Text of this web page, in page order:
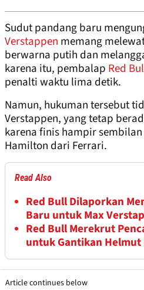
Sudut pandang baru
Verstappen memang
berwarna putih dan
karena itu, pembalap Red
penalti waktu lima detik.
Namun, hukuman tersebut
Verstappen, yang tetap
karena finis hampir
Hamilton dari Ferrari.
Read Also
Red Bull Dilaporkan
Baru untuk Max
Red Bull Merekrut
untuk Gantikan Helmut
Article continues below